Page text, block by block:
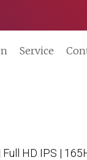
Service
Full HD IPS |